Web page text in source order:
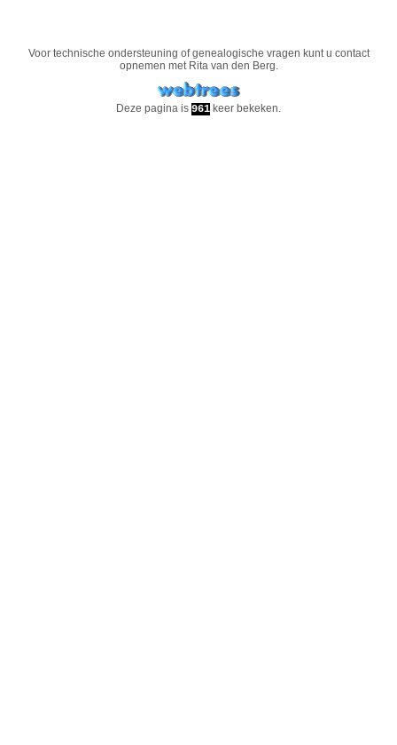
Voor technische ondersteuning of genealogische vragen kunt u contact
opnemen met Rita van den Berg.
Deze pagina is 961 keer bekeken.